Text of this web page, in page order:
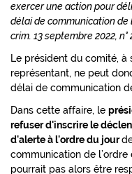
exercer une action pour
délai de communication de
crim. 13 septembre 2022, n°
Le président du comité, à
représentant, ne peut
délai de communication
Dans cette affaire, le
refuser d'inscrire le
d'alerte à l'ordre du jour
communication de
pourrait pas alors être